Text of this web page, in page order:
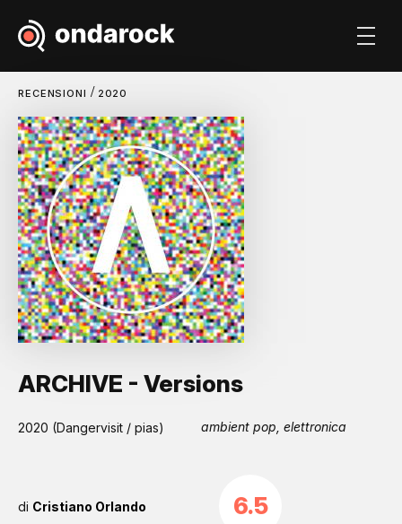
RECENSIONI / 2020
ARCHIVE - Versions
2020 (Dangervisit / pias) ambient pop, elettronica
di Cristiano Orlando 6.5